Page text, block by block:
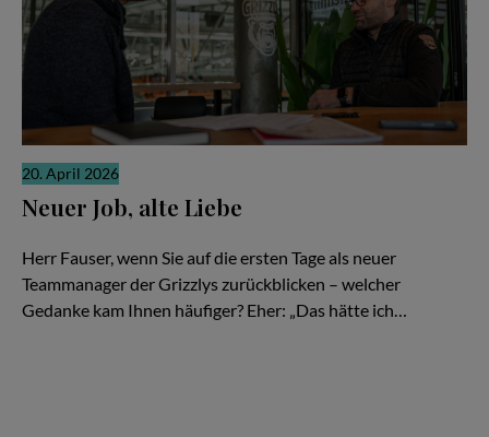
20. April 2026
Neuer Job, alte Liebe
Herr Fauser, wenn Sie auf die ersten Tage als neuer
Teammanager der Grizzlys zurückblicken – welcher
Gedanke kam Ihnen häufiger? Eher: „Das hätte ich…